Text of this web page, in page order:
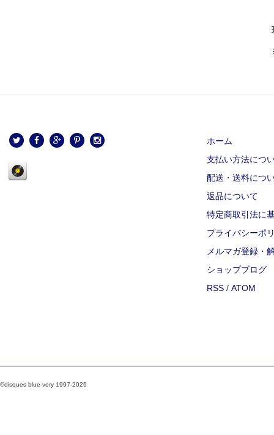
ホーム
支払い方法につ
配送・送料につ
返品について
特定商取引法に
プライバシーポ
メルマガ登録・
ショップブログ
RSS / ATOM
©disques blue-very 1997-2026